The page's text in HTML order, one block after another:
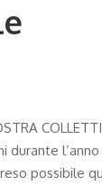
durante
possibile